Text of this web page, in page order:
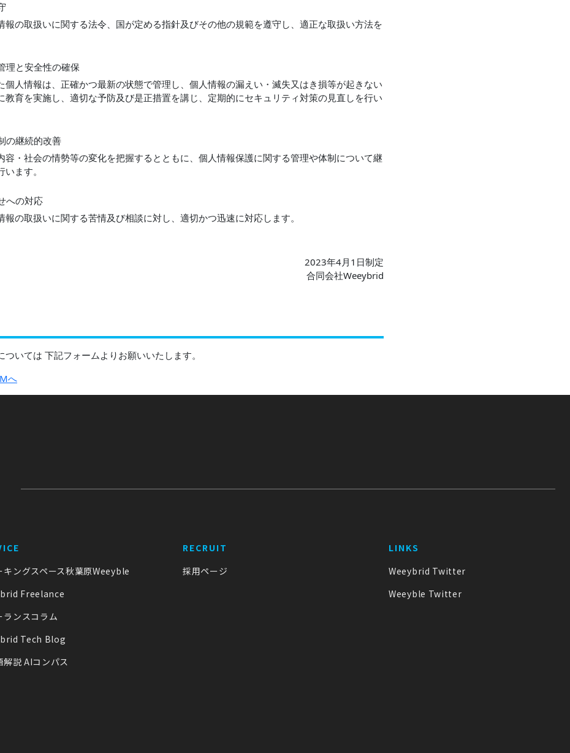
報の取扱いに関する法令、国が定める指針及びその他の規範を遵守し、適正な取扱い方法を
理と安全性の確保
個人情報は、正確かつ最新の状態で管理し、個人情報の漏えい・滅失又はき損等が起きない
教育を実施し、適切な予防及び是正措置を講じ、定期的にセキュリティ対策の見直しを行い
の継続的改善
容・社会の情勢等の変化を把握するとともに、個人情報保護に関する管理や体制について継
ます。
への対応
報の取扱いに関する苦情及び相談に対し、適切かつ迅速に対応します。
2023年4月1日制定
合同会社Weeybrid
ついては 下記フォームよりお願いいたします。
へ
キングスペース秋葉原Weeyble
Freelance
ランスコラム
Tech Blog
解説 AIコンパス
RECRUIT
採用ページ
LINKS
Weeybrid Twitter
Weeyble Twitter